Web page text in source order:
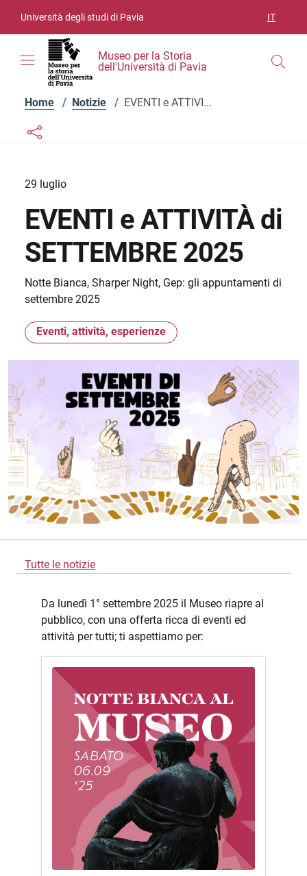
Università degli studi di Pavia IT
Museo per la Storia
dell'Università di Pavia
Home / Notizie / EVENTI e ATTIVI...
Links condivisione social
Bottone condivisione social
29 luglio
EVENTI e ATTIVITÀ di
SETTEMBRE 2025
Notte Bianca, Sharper Night, Gep: gli appuntamenti di
settembre 2025
Eventi, attività, esperienze
Tutte le notizie
Da lunedì 1° settembre 2025 il Museo riapre al
pubblico, con una offerta ricca di eventi ed
attività per tutti; ti aspettiamo per: